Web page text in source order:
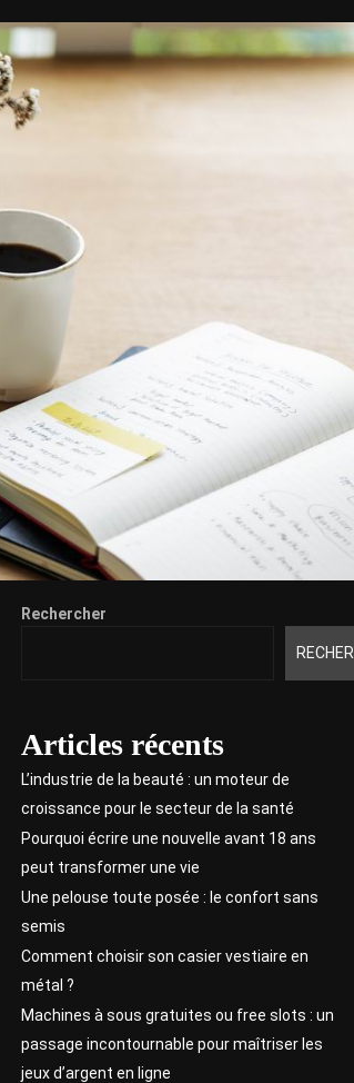
Rechercher
Articles récents
L’industrie de la beauté : un moteur de
croissance pour le secteur de la santé
Pourquoi écrire une nouvelle avant 18 ans
peut transformer une vie
Une pelouse toute posée : le confort sans
semis
Comment choisir son casier vestiaire en
métal ?
Machines à sous gratuites ou free slots : un
passage incontournable pour maîtriser les
jeux d’argent en ligne